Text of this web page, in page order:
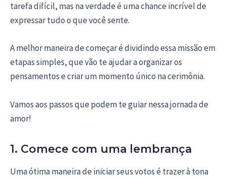
tarefa difícil, mas na verdade é uma chance incrível de
expressar tudo o que você sente.
A melhor maneira de começar é dividindo essa missão em
etapas simples, que vão te ajudar a organizar os
pensamentos e criar um momento único na cerimônia.
Vamos aos passos que podem te guiar nessa jornada de
amor!
1. Comece com uma lembrança
Uma ótima maneira de iniciar seus votos é trazer à tona